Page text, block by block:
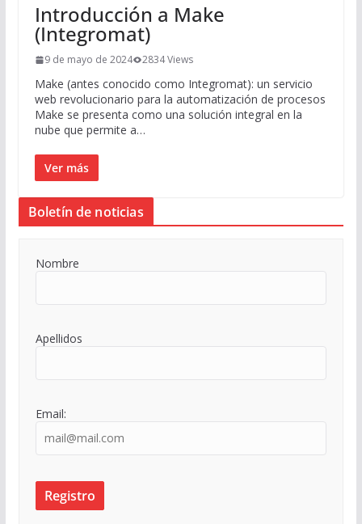
Introducción a Make
(Integromat)
9 de mayo de 2024 2834 Views
Make (antes conocido como Integromat): un servicio
web revolucionario para la automatización de procesos
Make se presenta como una solución integral en la
nube que permite a…
Ver más
Boletín de noticias
Nombre
Apellidos
Email: